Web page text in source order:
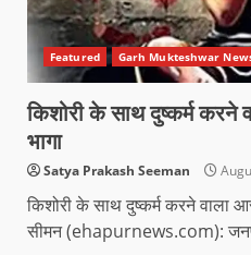
Featured Garh Mukteshwar News
किशोरी के साथ दुष्कर्म करने
भागा
Satya Prakash Seeman
किशोरी के साथ दुष्कर्म करने वाला
सीमन (ehapurnews.com):